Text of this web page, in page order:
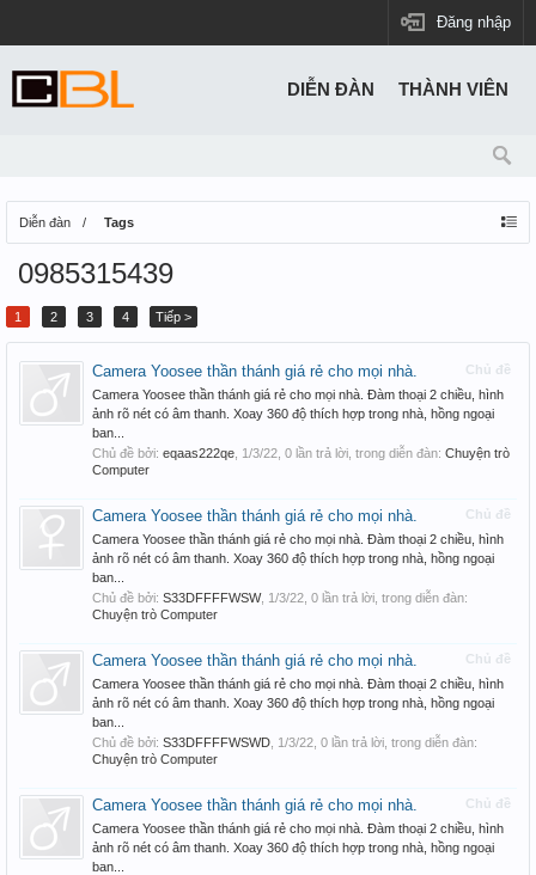
Đăng nhập
Diễn đàn Tags
0985315439
1 2 3 4 Tiếp >
Chủ đề
Camera Yoosee thần thánh giá rẻ cho mọi nhà.
Camera Yoosee thần thánh giá rẻ cho mọi nhà. Đàm thoại 2 chiều, hình
ảnh rõ nét có âm thanh. Xoay 360 độ thích hợp trong nhà, hồng ngoại
ban...
Chủ đề bởi: eqaas222qe 1/3/22 , 0 lần trả lời, trong diễn đàn: Chuyện trò
Computer
Chủ đề
Camera Yoosee thần thánh giá rẻ cho mọi nhà.
Camera Yoosee thần thánh giá rẻ cho mọi nhà. Đàm thoại 2 chiều, hình
ảnh rõ nét có âm thanh. Xoay 360 độ thích hợp trong nhà, hồng ngoại
ban...
Chủ đề bởi: S33DFFFFWSW, 1/3/22 , 0 lần trả lời, trong diễn đàn:
Chuyện trò Computer
Chủ đề
Camera Yoosee thần thánh giá rẻ cho mọi nhà.
Camera Yoosee thần thánh giá rẻ cho mọi nhà. Đàm thoại 2 chiều, hình
ảnh rõ nét có âm thanh. Xoay 360 độ thích hợp trong nhà, hồng ngoại
ban...
Chủ đề bởi: S33DFFFFWSWD 1/3/22 , 0 lần trả lời, trong diễn đàn:
Chuyện trò Computer
Chủ đề
Camera Yoosee thần thánh giá rẻ cho mọi nhà.
Camera Yoosee thần thánh giá rẻ cho mọi nhà. Đàm thoại 2 chiều, hình
ảnh rõ nét có âm thanh. Xoay 360 độ thích hợp trong nhà, hồng ngoại
ban...
DIỄN ĐÀN THÀNH VIÊN